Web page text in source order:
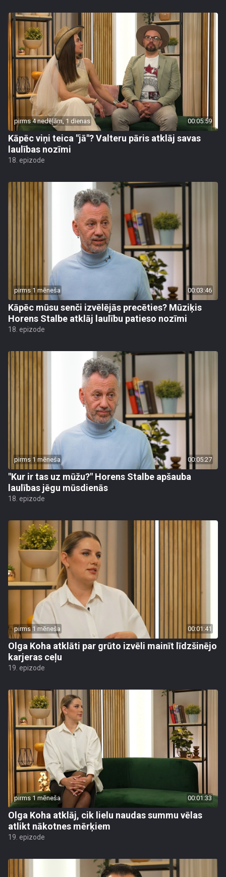
pirms 4 nedēļām, 1 dienas 00:05:59
Kāpēc viņi teica "jā"? Valteru pāris atklāj savas
laulības nozīmi
18. epizode
pirms 1 mēneša 00:03:46
Kāpēc mūsu senči izvēlējās precēties? Mūziķis
Horens Stalbe atklāj laulību patieso nozīmi
18. epizode
pirms 1 mēneša 00:05:27
"Kur ir tas uz mūžu?" Horens Stalbe apšauba
laulības jēgu mūsdienās
18. epizode
pirms 1 mēneša 00:01:41
Olga Koha atklāti par grūto izvēli mainīt līdzšinējo
karjeras ceļu
19. epizode
pirms 1 mēneša 00:01:33
Olga Koha atklāj, cik lielu naudas summu vēlas
atlikt nākotnes mērķiem
19. epizode